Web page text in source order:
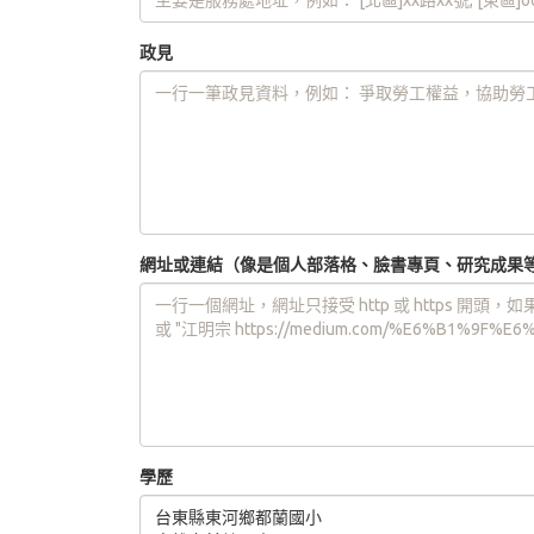
政見
網址或連結（像是個人部落格、臉書專頁、研究成果
學歷